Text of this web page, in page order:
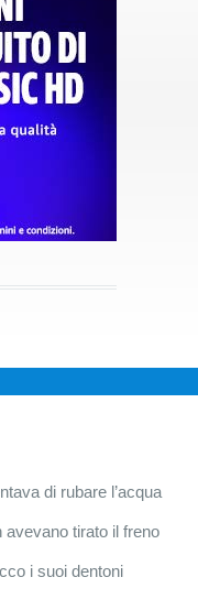
di rubare l’acqua
tirato il freno
i suoi dentoni